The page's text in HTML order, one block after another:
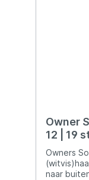
Owner
12 | 19
Owners
naar